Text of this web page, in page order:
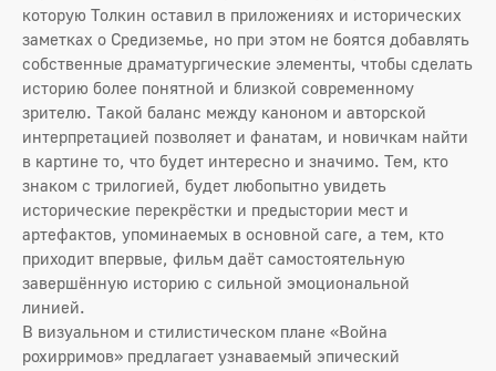
которую Толкин оставил в приложениях и исторических
заметках о Средиземье, но при этом не боятся добавлять
собственные драматургические элементы, чтобы сделать
историю более понятной и близкой современному
зрителю. Такой баланс между каноном и авторской
интерпретацией позволяет и фанатам, и новичкам найти
в картине то, что будет интересно и значимо. Тем, кто
знаком с трилогией, будет любопытно увидеть
исторические перекрёстки и предыстории мест и
артефактов, упоминаемых в основной саге, а тем, кто
приходит впервые, фильм даёт самостоятельную
завершённую историю с сильной эмоциональной
линией.
В визуальном и стилистическом плане «Война
рохирримов» предлагает узнаваемый эпический